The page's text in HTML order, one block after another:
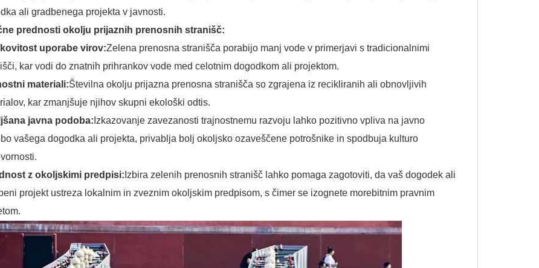
ali gradbenega projekta v javnosti.
prednosti okolju prijaznih prenosnih stranišč:
uporabe virov:Zelena prenosna stranišča porabijo manj vode v primerjavi s tradicionalnimi
kar vodi do znatnih prihrankov vode med celotnim dogodkom ali projektom.
materiali:Številna okolju prijazna prenosna stranišča so zgrajena iz recikliranih ali obnovljivih
kar zmanjšuje njihov skupni ekološki odtis.
javna podoba: Izkazovanje zavezanosti trajnostnemu razvoju lahko pozitivno vpliva na javno
vašega dogodka ali projekta, privablja bolj okoljsko ozaveščene potrošnike in spodbuja kulturo
z okoljskimi predpisi: Izbira zelenih prenosnih stranišč lahko pomaga zagotoviti, da vaš dogodek ali
projekt ustreza lokalnim in zveznim okoljskim predpisom, s čimer se izognete morebitnim pravnim